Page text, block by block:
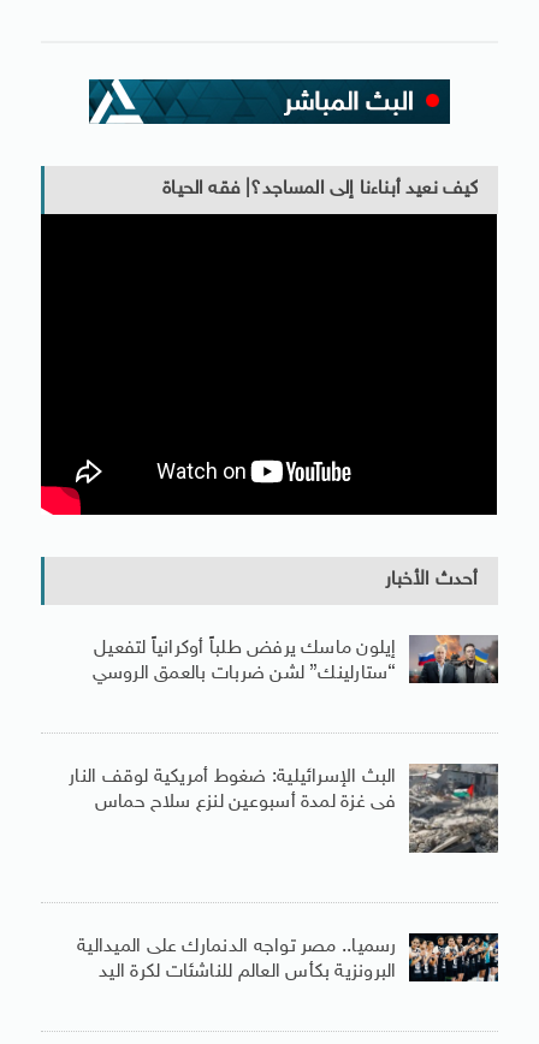
كيف نعيد أبناءنا إلى المساجد؟| فقه الحياة
أحدث الأخبار
إيلون ماسك يرفض طلباً أوكرانياً لتفعيل
“ستارلينك” لشن ضربات بالعمق الروسي
البث الإسرائيلية: ضغوط أمريكية لوقف النار
فى غزة لمدة أسبوعين لنزع سلاح حماس
رسميا.. مصر تواجه الدنمارك على الميدالية
البرونزية بكأس العالم للناشئات لكرة اليد